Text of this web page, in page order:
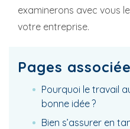
examinerons avec vous
votre entreprise.
Pages
Pourquoi le travail
bonne idée ?
Bien s’assurer en